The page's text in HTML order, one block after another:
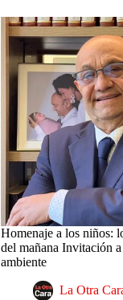
Homenaje a los niños:
del mañana Invitación
ambiente
La Otra